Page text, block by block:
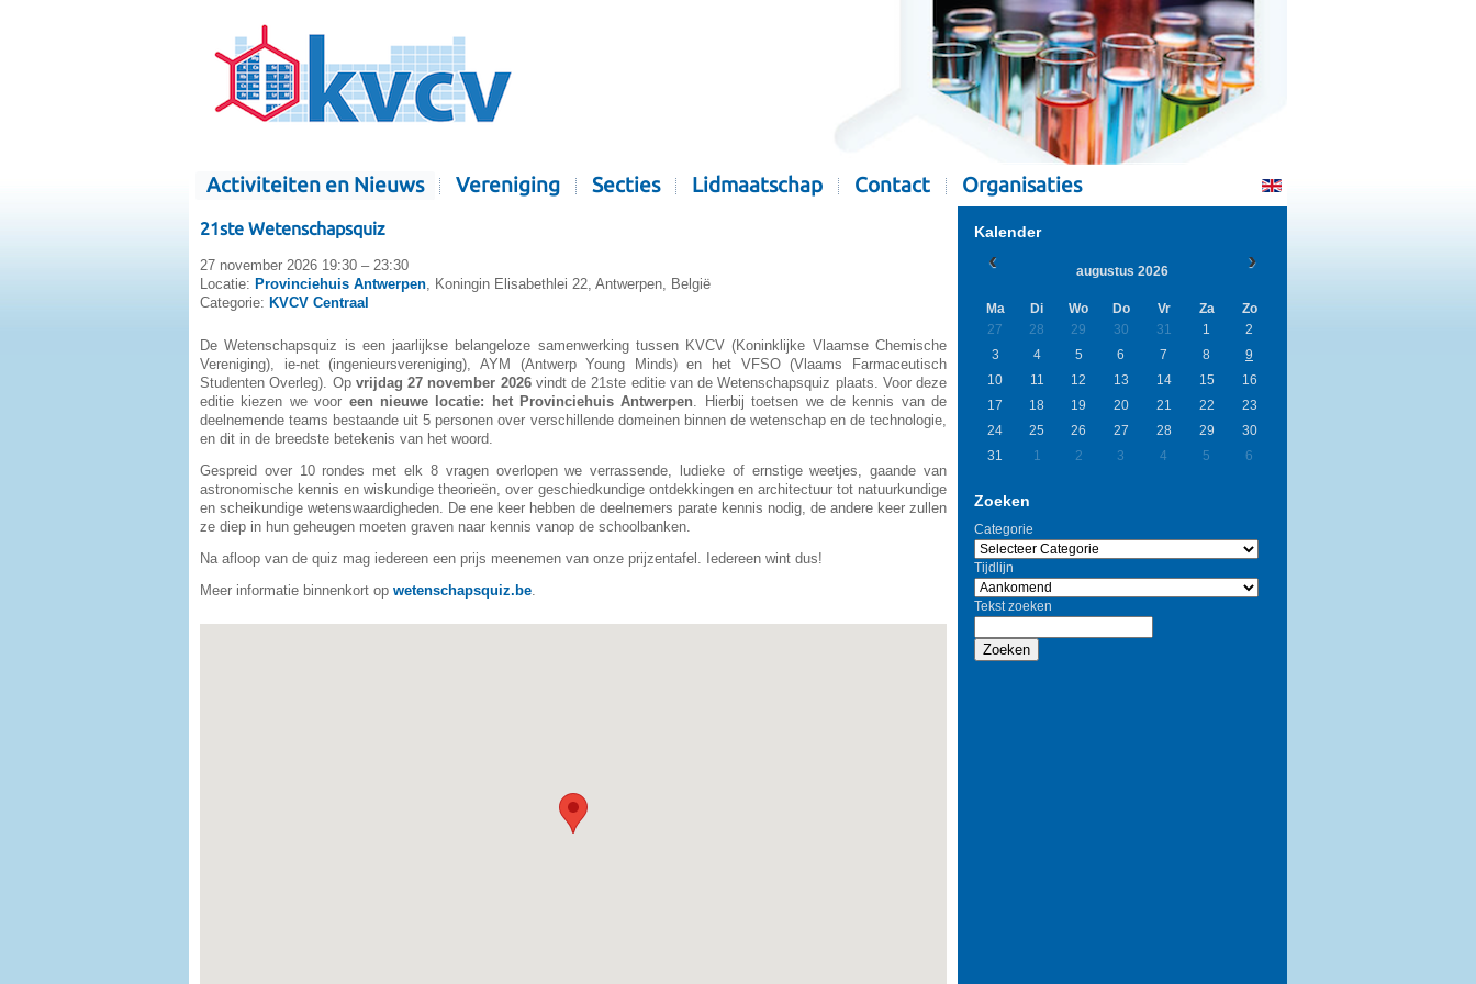
Activiteiten en Nieuws Vereniging Secties Lidmaatschap Contact Organisaties
21ste Wetenschapsquiz
27 november 2026 19:30 – 23:30
Locatie: Provinciehuis Antwerpen, Koningin Elisabethlei 22, Antwerpen, België
Categorie: KVCV Centraal
De Wetenschapsquiz is een jaarlijkse belangeloze samenwerking tussen KVCV (Koninklijke Vlaamse Chemische
Vereniging), ie-net (ingenieursvereniging), AYM (Antwerp Young Minds) en het VFSO (Vlaams Farmaceutisch
Studenten Overleg). Op vrijdag 27 november 2026vindt de 21ste editie van de Wetenschapsquiz plaats. Voor deze
editie kiezen we voor een nieuwe locatie: het Provinciehuis Antwerpen. Hierbij toetsen we de kennis van de
deelnemende teams bestaande uit 5 personen over verschillende domeinen binnen de wetenschap en de technologie,
en dit in de breedste betekenis van het woord.
Gespreid over 10 rondes met elk 8 vragen overlopen we verrassende, ludieke of ernstige weetjes, gaande van
astronomische kennis en wiskundige theorieën, over geschiedkundige ontdekkingen en architectuur tot natuurkundige
en scheikundige wetenswaardigheden. De ene keer hebben de deelnemers parate kennis nodig, de andere keer zullen
ze diep in hun geheugen moeten graven naar kennis vanop de schoolbanken.
Na afloop van de quiz mag iedereen een prijs meenemen van onze prijzentafel. Iedereen wint dus!
Meer informatie binnenkort op wetenschapsquiz.be.
Kalender
augustus 2026
Ma Di Wo Do Vr Za
Zo
27
28 29 30 31 1
2
3
4 5 6 7 8
9
10
11 12 13 14 15
16
17
18 19 20 21 22
23
24
25 26 27 28 29
30
31
1 2 3 4 5 6
Zoeken
Categorie
Tijdlijn
Tekst zoeken
Zoeken